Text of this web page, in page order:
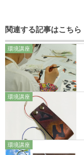
関連する記事はこちら
環境講座
環境講座
環境講座